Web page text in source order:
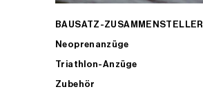
BAUSATZ-ZUSAMMENSTELLER
Neoprenanzüge
Triathlon-Anzüge
Zubehör